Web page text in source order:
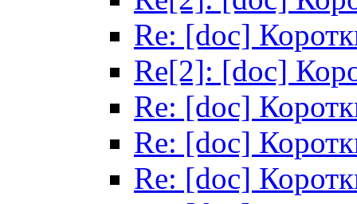
Re: [doc]
Re[2]: [doc]
Re: [doc]
Re: [doc]
Re: [doc]